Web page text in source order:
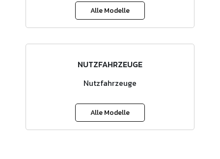
Alle Modelle
NUTZFAHRZEUGE
Nutzfahrzeuge
Alle Modelle